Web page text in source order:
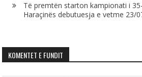
Të premtën starton kampionati i
Haraçinës debutuesja e vetme 23/
KOMENTET E FUNDIT